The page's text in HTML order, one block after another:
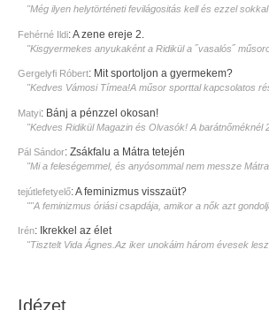
"Még ilyen helytörténeti fevilágositás kell és ezzel
Fehérné Ildi:A zene ereje 2.
"Kisgyermekes anyukaként a Ridikül a ˝vasalós˝
Gergelyfi Róbert: Mit sportoljon a gyermekem?
"Kedves Vámosi Tímea!A műsor sporttal kapcsolatos
Matyi: Bánj a pénzzel okosan!
"Kedves Ridikül Magazin és Olvasók! A barátnőméknél
Pál Sándor: Zsákfalu a Mátra tetején
"Mi a feleségemmel, és anyósommal nem messze
tejútlefetyelő:A feminizmus visszaüt?
""A feminizmus óriási csapdája, amikor a nők azt
Irén: Ikrekkel az élet
"Tisztelt Vida Ágnes.Az iker unokáim három évesek
Idézet